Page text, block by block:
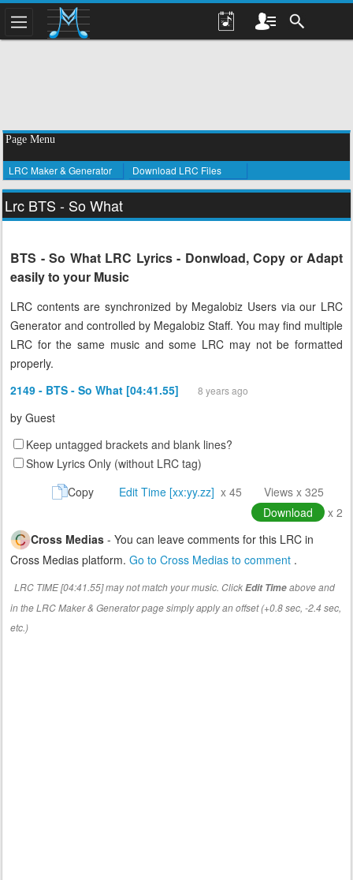
Page Menu
LRC Maker & Generator Download LRC Files
Lrc BTS - So What
BTS - So What LRC Lyrics - Donwload, Copy or Adapt
easily to your Music
LRC contents are synchronized by Megalobiz Users via our LRC
Generator and controlled by Megalobiz Staff. You may find multiple
LRC for the same music and some LRC may not be formatted
properly.
2149 - BTS - So What [04:41.55]
8 years ago
by Guest
Keep untagged brackets and blank lines?
Show Lyrics Only (without LRC tag)
Copy
Edit Time [xx:yy.zz] x 45
Views x 325
Download
x 2
Cross Medias - You can leave comments for this LRC in
Cross Medias platform. Go to Cross Medias to comment .
LRC TIME [04:41.55] may not match your music. ClickEdit Timeabove and
in the LRC Maker & Generator page simply apply an offset (+0.8 sec, -2.4 sec,
etc.)